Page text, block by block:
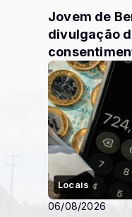
Jovem de
divulgação
interromper
Locais
06/08/2026